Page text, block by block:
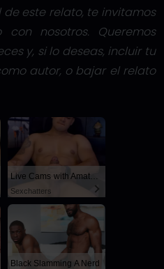
de este relato, te invitamos
nosotros. Queremos
y, si lo deseas, incluir tu
autor, o bajar el relato
Live Cams with Amateur Men
Sexchatters
Black Slamming A Nerd